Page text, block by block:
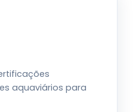
aquaviários para